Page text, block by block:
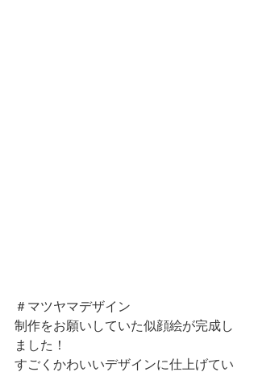
＃マツヤマデザイン
制作をお願いしていた似顔絵が完成し
ました！
すごくかわいいデザインに仕上げてい